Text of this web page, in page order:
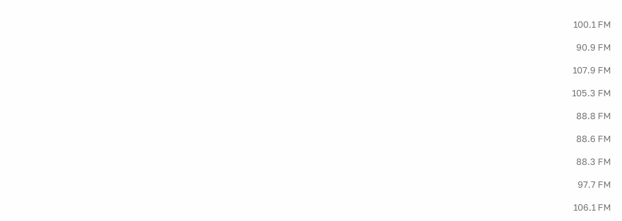
100.1 FM
90.9 FM
107.9 FM
105.3 FM
88.8 FM
88.6 FM
88.3 FM
97.7 FM
106.1 FM